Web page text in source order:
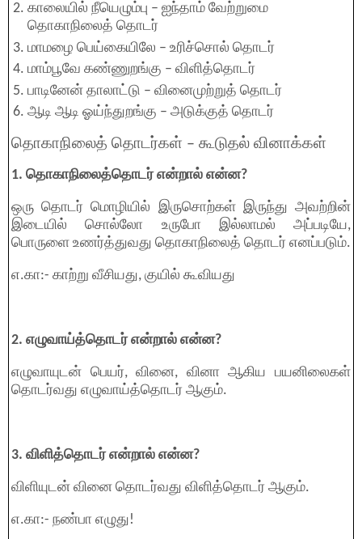
காலையில் நீயெழும்பு – ஐந்தாம் வேற்றுமை
தொகாநிலைத் தொடர்
மாமழை பெய்கையிலே – உரிச்சொல் தொடர்
மாம்பூவே கண்ணுறங்கு – விளித்தொடர்
பாடினேன் தாலாட்டு – வினைமுற்றுத் தொடர்
ஆடி ஆடி ஓய்ந்துறங்கு – அடுக்குத் தொடர்
தொகாநிலைத் தொடர்கள் – கூடுதல் வினாக்கள்
1. தொகாநிலைத்தொடர் என்றால் என்ன?
ஒரு தொடர் மொழியில் இருசொற்கள் இருந்து அவற்றின்
இடையில் சொல்லோ உருபோ இல்லாமல் அப்படியே,
பொருளை உணர்த்துவது தொகாநிலைத் தொடர் எனப்படும்.
எ.கா:- காற்று வீசியது, குயில் கூவியது
2. எழுவாய்த்தொடர் என்றால் என்ன?
எழுவாயுடன் பெயர், வினை, வினா ஆகிய பயனிலைகள்
தொடர்வது எழுவாய்த்தொடர் ஆகும்.
3. விளித்தொடர் என்றால் என்ன?
விளியுடன் வினை தொடர்வது விளித்தொடர் ஆகும்.
எ.கா:- நண்பா எழுது!